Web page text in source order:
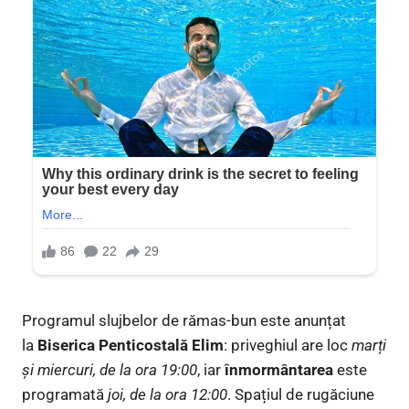
Programul slujbelor de rămas-bun este anunțat
la Biserica Penticostală Elim: priveghiul are loc marți
și miercuri, de la ora 19:00, iarînmormântarea este
programată joi, de la ora 12:00. Spațiul de rugăciune